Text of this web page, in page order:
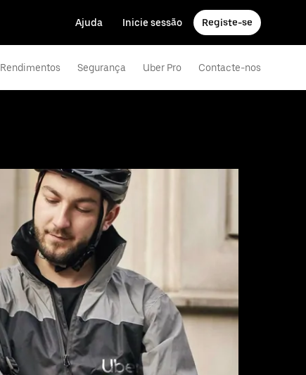
Ajuda Inicie sessão Registe-se
Rendimentos Segurança Uber Pro Contacte-nos